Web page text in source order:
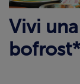
Vivi